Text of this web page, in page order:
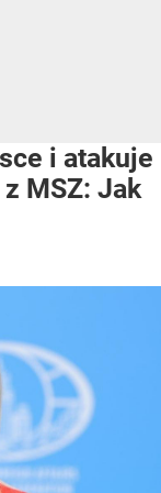
i atakuje
MSZ: Jak